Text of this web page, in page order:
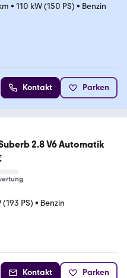
• 110 kW (150 PS) • Benzin
Kontakt Parken
2.8 V6 Automatik
(193 PS) • Benzin
Kontakt Parken